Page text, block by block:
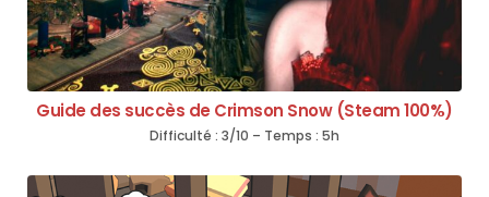
Guide des succès de Crimson Snow (Steam 100%)
Difficulté : 3/10 – Temps : 5h